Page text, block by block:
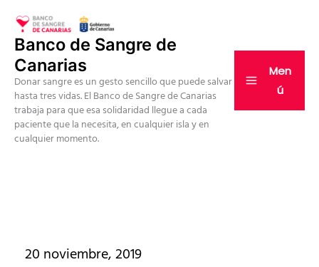
contenido
Banco de Sangre de
Canarias
Donar sangre es un gesto sencillo que puede salvar
hasta tres vidas. El Banco de Sangre de Canarias
trabaja para que esa solidaridad llegue a cada
paciente que la necesita, en cualquier isla y en
cualquier momento.
Men
ú
20 noviembre, 2019